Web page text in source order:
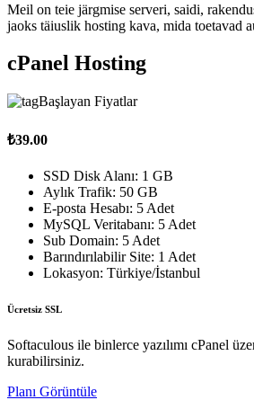
Meil on teie järgmise serveri, saidi,
jaoks täiuslik hosting kava, mida toetavad
cPanel Hosting
Başlayan Fiyatlar
₺39.00
SSD Disk Alanı: 1 GB
Aylık Trafik: 50 GB
E-posta Hesabı: 5 Adet
MySQL Veritabanı: 5 Adet
Sub Domain: 5 Adet
Barındırılabilir Site: 1 Adet
Lokasyon: Türkiye/İstanbul
Ücretsiz SSL
Softaculous ile binlerce yazılımı cPanel
kurabilirsiniz.
Planı Görüntüle